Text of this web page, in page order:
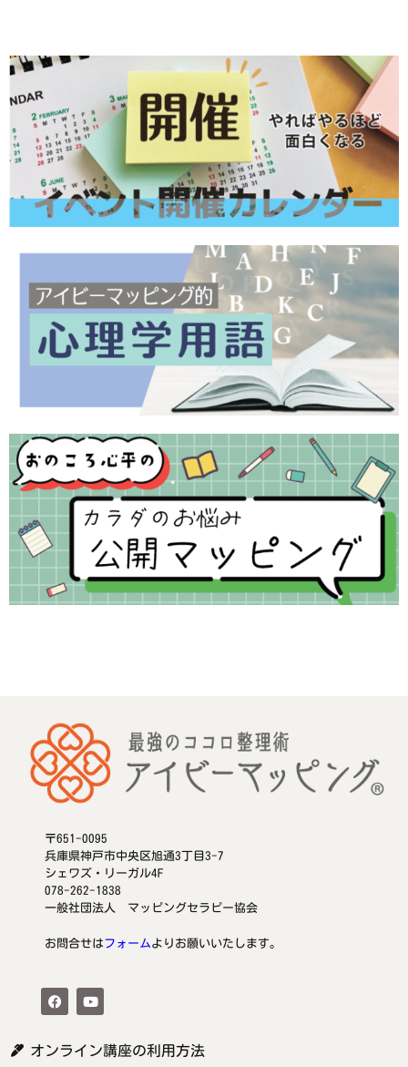
〒651-0095
兵庫県神戸市中央区旭通3丁目3-7
シェワズ・リーガル4F
078-262-1838
一般社団法人 マッピングセラピー協会
お問合せはフォームよりお願いいたします。
オンライン講座の利用方法